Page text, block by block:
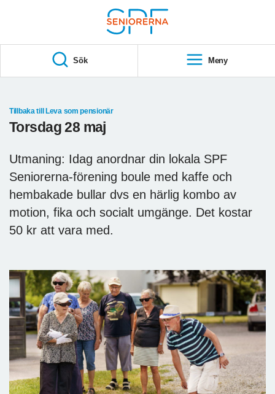
S
A
Sök Meny
Tillbaka till Leva som pensionär
Torsdag 28 maj
Utmaning: Idag anordnar din lokala SPF
Seniorerna-förening boule med kaffe och
hembakade bullar dvs en härlig kombo av
motion, fika och socialt umgänge. Det kostar
50 kr att vara med.